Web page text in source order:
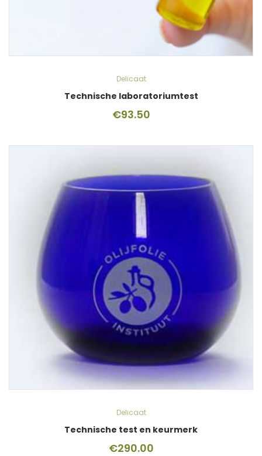
Delicaat
Technische laboratoriumtest
€93.50
Delicaat
Technische test en keurmerk
€290.00